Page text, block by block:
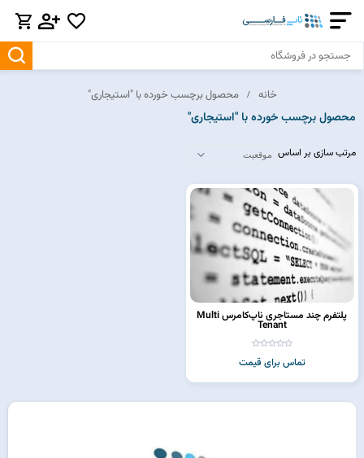
خانه محصول برچسب خورده با "استیجاری"
محصول برچسب خورده با "استیجاری"
مرتب سازی بر اساس
پلتفرم چند مستاجری ناپ‌کامرس Multi
Tenant
تماس برای قیمت